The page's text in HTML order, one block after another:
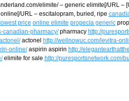
elimite/ – generic elimite[/URL –
URL – escitalopram, buried, ripe
price online elimite propecia generic
canadian-pharmacy/pharmacy http://
actonel http://wellnowuc.com/levitra-
online/aspirin aspirin http://
elimite for sale http://puresportsnetwork.com/